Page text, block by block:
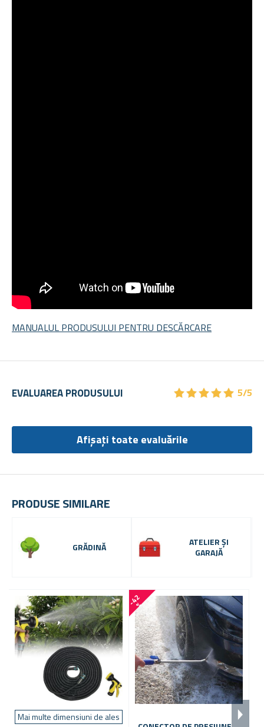
MANUALUL PRODUSULUI PENTRU DESCĂRCARE
PRODUSE SIMILARE
GRĂDINĂ
ATELIER ȘI
GARAJĂ
Mai multe dimensiuni de ales
-
4
2
%
EVALUAREA PRODUSULUI ★★★★★
★★★★★ 5/5
Afișați toate evaluările